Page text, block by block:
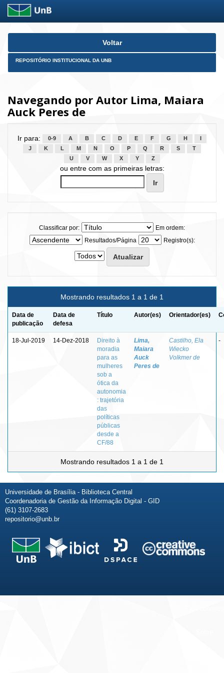
Skip
Voltar
REPOSITÓRIO INSTITUCIONAL DA UNB
Navegando por Autor Lima, Maiara
Auck Peres de
Ir para: 0-9 A B C D E F G H
J
K L M N O P Q R S
T
U
V W X Y Z
ou entre com as primeiras letras:
Classificar por:
Em ordem:
Resultados/Página
Registro(s):
Mostrando resultados 1 a 1 de 1
Data de
publicação
Data de
defesa
Título Autor(es) Orientador(es)
18-Jul-2019 14-Dez-2018
Direito à
moradia
para as
mulheres
sob a
ótica da
autonomia
: trajetória
das
políticas
públicas
desde a
CF/88
Lima,
Maiara
Auck
Peres de
Castilho, Ela
Wiecko
Volkmer de
-
Mostrando resultados 1 a 1 de 1
Universidade de Brasília - Biblioteca Central
Coordenadoria de Gestão da Informação Digital - GID
(61) 3107-2683
repositorio@unb.br